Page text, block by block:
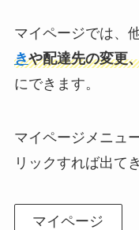
マイページでは、
きや配達先の変更
にできます。
マイページメニュ
リックすれば出て
マイページ